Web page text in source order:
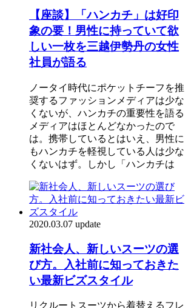
【座談】「ハンカチ」は好印
象の要！男性に持っていて欲
しい一枚を三越伊勢丹の女性
社員が語る
ノータイ時代にポケットチーフを推
奨するファッションメディアは少な
くないが、ハンカチの重要性を語る
メディアはほとんどなかったので
は。携帯しているとはいえ、男性に
もハンカチを軽視している人は少な
くないはず。しかし「ハンカチは
2020.03.07 update
新社会人、新しいスーツの選
び方。入社前に知っておきた
い最新ビズスタイル
リクルートスーツから着替えるフレ